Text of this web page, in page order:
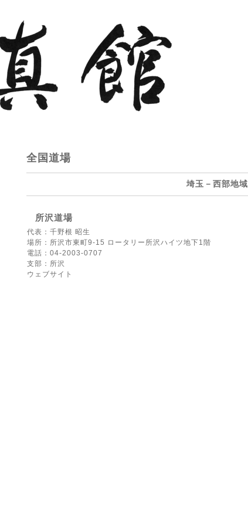
全国道場
埼玉－西部地域
所沢道場
代表：千野根 昭生
場所：所沢市東町9-15 ロータリー所沢ハイツ地下1階
電話：04-2003-0707
支部：所沢
ウェブサイト